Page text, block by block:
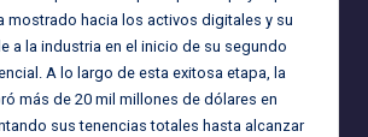
mostrado hacia los activos digitales y su
a la industria en el inicio de su segundo
A lo largo de esta exitosa etapa, la
más de 20 mil millones de dólares en
sus tenencias totales hasta alcanzar